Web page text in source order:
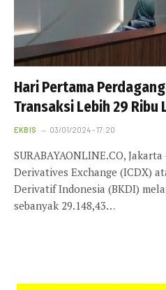
Hari Pertama
Transaksi Lebih 29 Ribu
EKBIS 03/01/2024 - 17:20
SURABAYAONLINE.CO,
Derivatives Exchange (ICDX)
Derivatif Indonesia (BKDI)
sebanyak 29.148,43…